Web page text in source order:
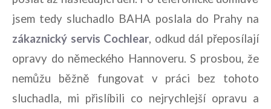
jsem tedy sluchadlo BAHA poslala do Prahy na
zákaznický servis Cochlear, odkud dál přeposílají
opravy do německého Hannoveru. S prosbou, že
nemůžu běžně fungovat v práci bez tohoto
sluchadla, mi přislíbili co nejrychlejší opravu a